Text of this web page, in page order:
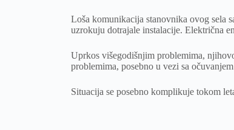
Loša komunikacija stanovnika ovog sela
uzrokuju dotrajale instalacije. Električna
Uprkos višegodišnjim problemima,
problemima, posebno u vezi sa
Situacija se posebno komplikuje tokom